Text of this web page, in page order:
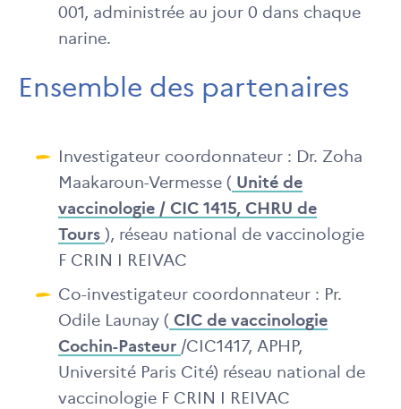
001, administrée au jour 0 dans chaque
narine.
Ensemble des partenaires
Investigateur coordonnateur : Dr. Zoha
Maakaroun-Vermesse ( Unité de
vaccinologie / CIC 1415, CHRU de
Tours ), réseau national de vaccinologie
F CRIN I REIVAC
Co-investigateur coordonnateur : Pr.
Odile Launay ( CIC de vaccinologie
Cochin-Pasteur /CIC1417, APHP,
Université Paris Cité) réseau national de
vaccinologie F CRIN I REIVAC